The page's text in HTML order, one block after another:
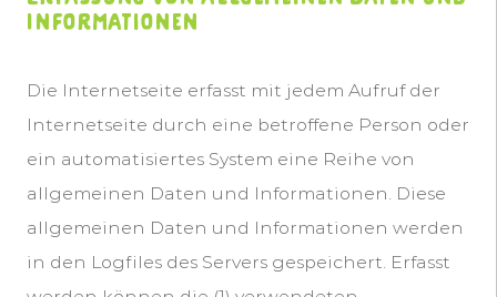
Informationen
Die Internetseite erfasst mit jedem Aufruf der
Internetseite durch eine betroffene Person oder
ein automatisiertes System eine Reihe von
allgemeinen Daten und Informationen. Diese
allgemeinen Daten und Informationen werden
in den Logfiles des Servers gespeichert. Erfasst